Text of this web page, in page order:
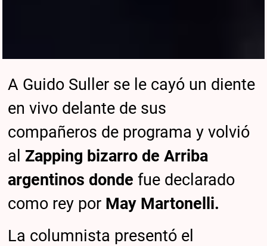
A Guido Suller se le cayó un diente
en vivo delante de sus
compañeros de programa y volvió
al Zapping bizarro de Arriba
argentinos donde fue declarado
como rey por May Martonelli.
La columnista presentó el